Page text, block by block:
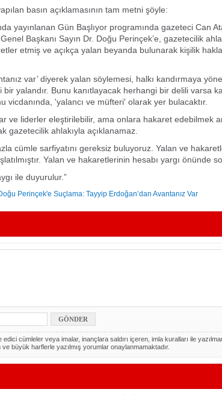
basın açıklamasının tam metni şöyle:
yayınlanan Gün Başlıyor programında gazeteci Can
Başkanı Sayın Dr. Doğu Perinçek’e, gazetecilik
etmiş ve açıkça yalan beyanda bulunarak kişilik
var’ diyerek yalan söylemesi, halkı kandırmaya
bir yalandır. Bunu kanıtlayacak herhangi bir delili varsa
vicdanında, 'yalancı ve müfteri' olarak yer bulacaktır.
ve liderler eleştirilebilir, ama onlara hakaret edebilmek
gazetecilik ahlakıyla açıklanamaz.
cümle sarfiyatını gereksiz buluyoruz. Yalan ve
Yalan ve hakaretlerinin hesabı yargı önünde
ile duyurulur.”
Perinçek'e Suçlama: Tayyip Erdoğan’dan Avantanız Var
cümleler veya imalar, inançlara saldırı içeren, imla kuralları ile
büyük harflerle yazılmış yorumlar onaylanmamaktadır.